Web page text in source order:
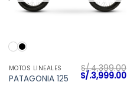
MOTOS LINEALES
PATAGONIA 125
S/.4,399.00
El
precio
S/.3,999.00El